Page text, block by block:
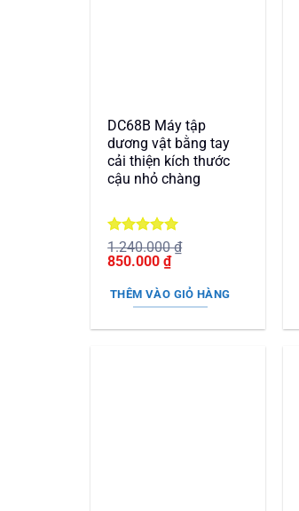
DC68B Máy tập
dương vật bằng tay
cải thiện kích thước
cậu nhỏ chàng
Được xếp
hạng55
1.240.000₫
Giá
là:
1.240.000 ₫.
850.000₫Giá
hiện
tại
là:
THÊM VÀO GIỎ HÀNG